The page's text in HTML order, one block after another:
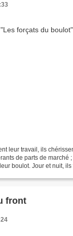
leur travail, ils
de parts de marché
boulot. Jour et nuit,
front